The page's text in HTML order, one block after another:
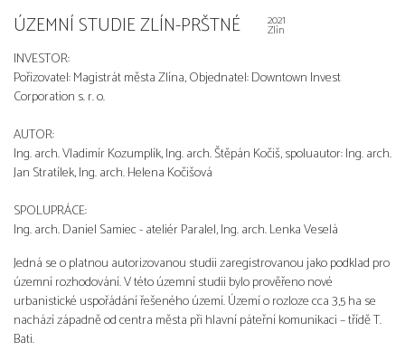
Jedná se o platnou autorizovanou studii zaregistrovanou jako podklad pro
územní rozhodování. V této územní studii bylo prověřeno nové
urbanistické uspořádání řešeného území. Území o rozloze cca 3,5 ha se
nachází západně od centra města při hlavní páteřní komunikaci – třídě T.
Bati.
ÚZEMNÍ STUDIE ZLÍN-PRŠTNÉ 2021
Zlín
INVESTOR:
Pořizovatel: Magistrát města Zlína, Objednatel: Downtown Invest
Corporation s. r. o.
AUTOR:
Ing. arch. Vladimír Kozumplík, Ing. arch. Štěpán Kočiš, spoluautor: Ing. arch.
Jan Stratílek, Ing. arch. Helena Kočišová
SPOLUPRÁCE:
Ing. arch. Daniel Samiec - ateliér Paralel, Ing. arch. Lenka Veselá